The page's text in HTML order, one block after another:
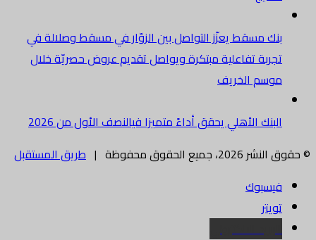
بنك مسقط يعزّز التواصل بين الزوّار في مسقط وصلالة في
تجربة تفاعلية مبتكرة ويواصل تقديم عروض حصريّة خلال
موسم الخريف
البنك الأهلي يحقق أداءً متميزا فيالنصف الأول من 2026
© حقوق النشر 2026، جميع الحقوق محفوظة |
طريق المستقبل
فيسبوك
تويتر
البريد الالكتروني